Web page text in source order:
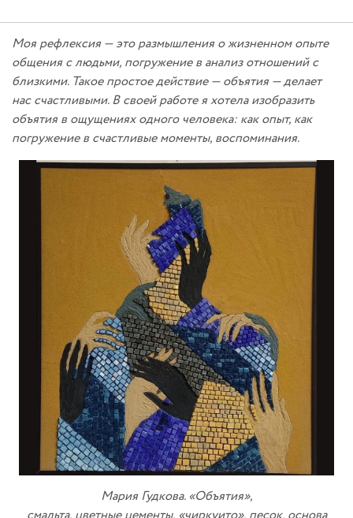
Моя рефлексия — это размышления о жизненном опыте
общения с людьми, погружение в анализ отношений с
близкими. Такое простое действие — объятия — делает
нас счастливыми. В своей работе я хотела изобразить
объятия в ощущениях одного человека: как опыт, как
погружение в счастливые моменты, воспоминания.
Мария Гудкова. «Объятия»,